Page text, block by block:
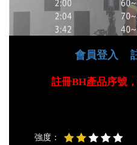
會員登入
註冊BH產品序號
強度：